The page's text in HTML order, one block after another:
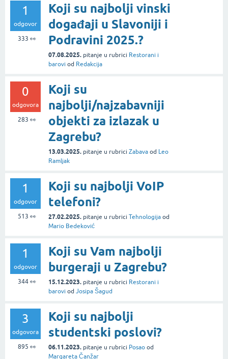
1
odgovor
333 👀
Koji su najbolji vinski
događaji u Slavoniji i
Podravini 2025.?
07.08.2025. pitanje u rubrici Restorani i
barovi od Redakcija
0
odgovora
283 👀
Koji su
najbolji/najzabavniji
objekti za izlazak u
Zagrebu?
13.03.2025. pitanje u rubrici Zabava od Leo
Ramljak
1
odgovor
513 👀
Koji su najbolji VoIP
telefoni?
27.02.2025. pitanje u rubrici Tehnologija od
Mario Bedeković
1
odgovor
344👀
Koji su Vam najbolji
burgeraji u Zagrebu?
15.12.2023. pitanje u rubrici Restorani i
barovi od Josipa Šagud
3
odgovora
895 👀
Koji su najbolji
studentski poslovi?
06.11.2023. pitanje u rubrici Posao od
Margareta Čanžar